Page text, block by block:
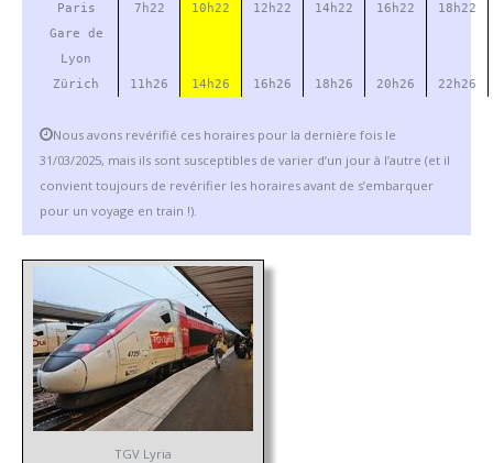
Paris
Gare de
Lyon
7h22 10h22 12h22 14h22 16h22 18h22
Zürich 11h26 14h26 16h26 18h26 20h26 22h26
Nous avons revérifié ces horaires pour la dernière fois le
31/03/2025, mais ils sont susceptibles de varier d’un jour à l’autre (et il
convient toujours de revérifier les horaires avant de s’embarquer
pour un voyage en train !).
TGV Lyria